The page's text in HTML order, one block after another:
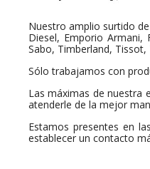
Nuestro amplio surtido
Diesel, Emporio Armani,
Sabo, Timberland,
Sólo trabajamos con
Las máximas de nuestra
atenderle de la mejor
Estamos presentes en
establecer un contacto